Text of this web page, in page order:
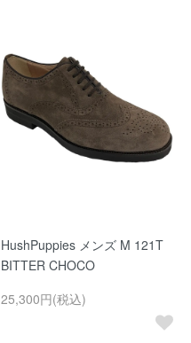
HushPuppies メンズ M 121T
BITTER CHOCO
25,300円(税込)